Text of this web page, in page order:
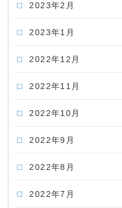
2023年2月
2023年1月
2022年12月
2022年11月
2022年10月
2022年9月
2022年8月
2022年7月